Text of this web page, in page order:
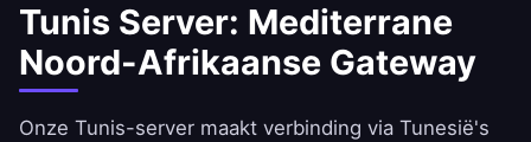
Tunis Server: Mediterrane
Noord-Afrikaanse Gateway
Onze Tunis-server maakt verbinding via Tunesië's